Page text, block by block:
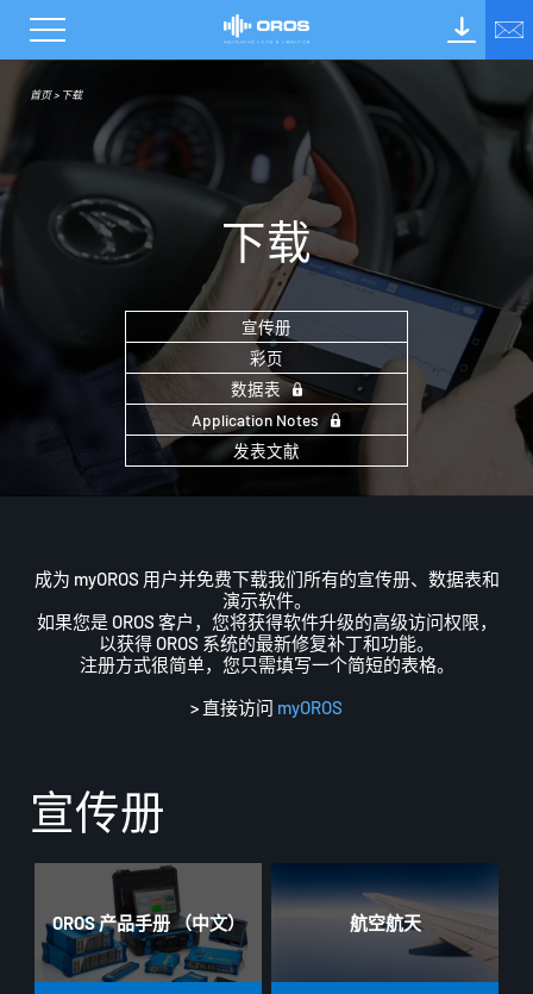
首页> 下载
下载
宣传册
彩页
数据表
Application Notes
发表文献
成为 myOROS 用户并免费下载我们所有的宣传册、数据表和
演示软件。
如果您是 OROS 客户，您将获得软件升级的高级访问权限，
以获得 OROS 系统的最新修复补丁和功能。
注册方式很简单，您只需填写一个简短的表格。
> 直接访问 myOROS
宣传册
OROS 产品手册 （中文） 航空航天